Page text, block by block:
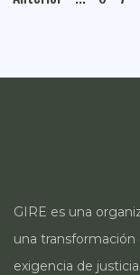
GIRE es una
una transformación
exigencia de